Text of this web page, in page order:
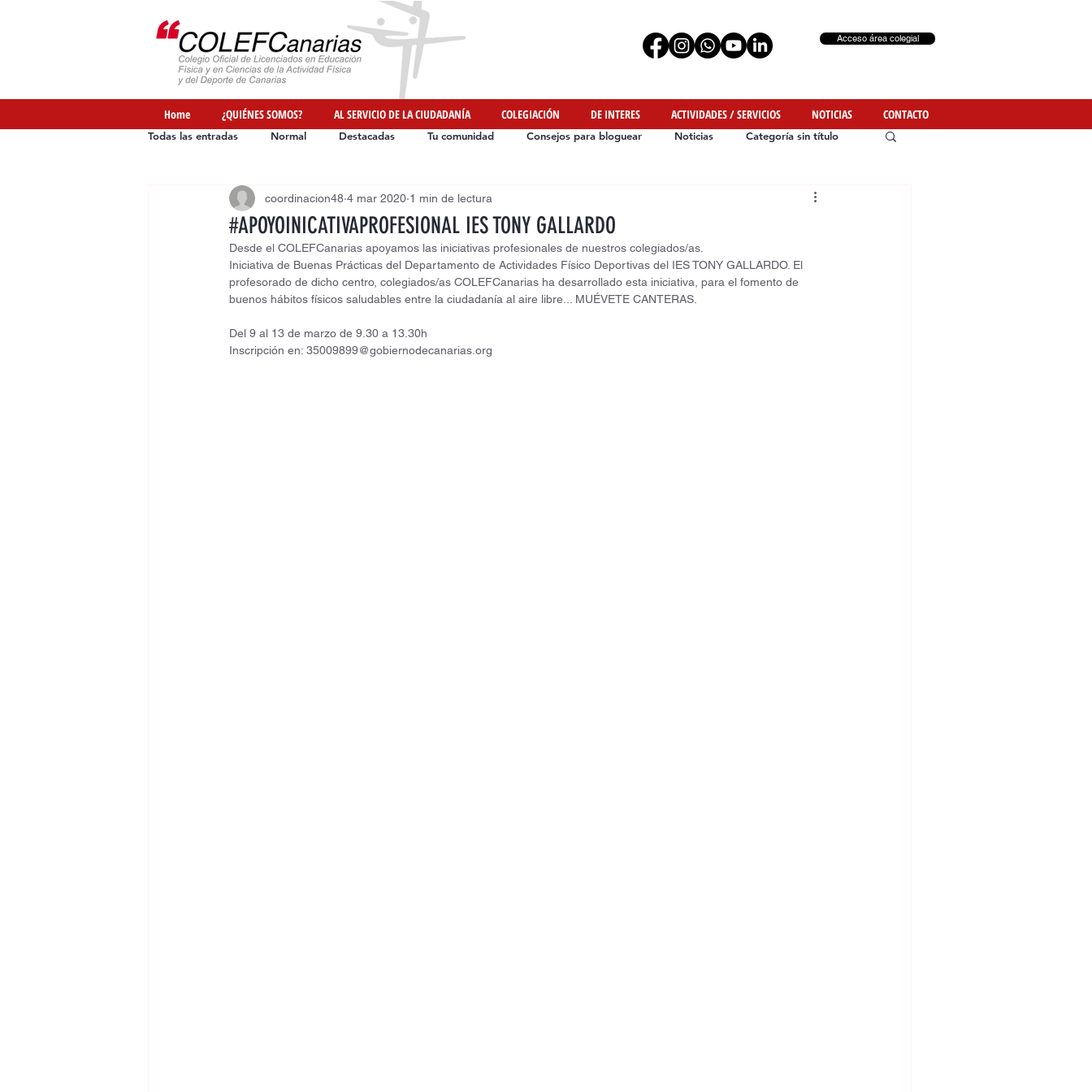
Acceso área colegial
Home ¿QUIÉNES SOMOS? AL SERVICIO DE LA CIUDADANÍA COLEGIACIÓN DE INTERES ACTIVIDADES / SERVICIOS NOTICIAS CONTACTO
Todas las entradas Normal Destacadas Tu comunidad Consejos para bloguear Noticias Categoría sin título
Ofertas de Empleo Formación Iniciativas de Nuestros Colegiados
#APOYOINICATIVAPROFESIONAL IES TONY GALLARDO
coordinacion48 4 mar 2020 1 min de lectura
Desde el COLEFCanarias apoyamos las iniciativas profesionales de nuestros colegiados/as.
Iniciativa de Buenas Prácticas del Departamento de Actividades Físico Deportivas del IES TONY GALLARDO. El
profesorado de dicho centro, colegiados/as COLEFCanarias ha desarrollado esta iniciativa, para el fomento de
buenos hábitos físicos saludables entre la ciudadanía al aire libre... MUÉVETE CANTERAS.
Del 9 al 13 de marzo de 9.30 a 13.30h
Inscripción en: 35009899@gobiernodecanarias.org